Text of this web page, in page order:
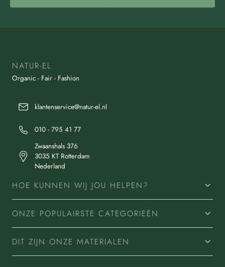
NATUR-EL
Organic - Fair - Fashion
klantenservice@natur-el.nl
010 - 795 41 77
Zwaanshals 376
3035 KT Rotterdam
Nederland
HOE KUNNEN WIJ JOU HELPEN?
ONZE POPULAIRSTE CATEGORIEËN
DIT ZIJN ONZE MATERIALEN